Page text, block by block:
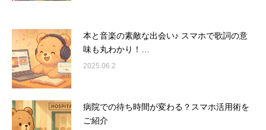
本と音楽の素敵な出会い♪ スマホで歌詞の意
味も丸わかり！…
2025.06.2
病院での待ち時間が変わる？スマホ活用術を
ご紹介